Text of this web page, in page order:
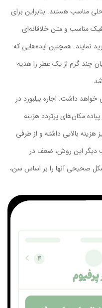
مناسب هستند. بنابراین برای
مناسب و متن خلاقانه‌ای
نمایند. همچنین ایده‌هایی که
چند گرم از یک عطر را هدیه
داشت. اجاره بیلبورد در
مکان‌های پرتردد هزینه
بالایی داشته و از طرفی
این روش، ضعف در
صحیحی آنها را بر اساس سن،